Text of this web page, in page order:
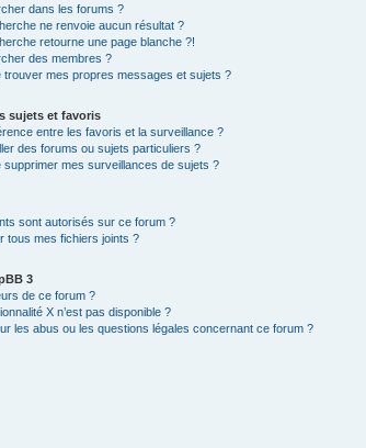
dans les forums ?
ne renvoie aucun résultat ?
retourne une page blanche ?!
des membres ?
trouver mes propres messages et sujets ?
sujets et favoris
entre les favoris et la surveillance ?
des forums ou sujets particuliers ?
supprimer mes surveillances de sujets ?
sont autorisés sur ce forum ?
tous mes fichiers joints ?
3
de ce forum ?
X n’est pas disponible ?
les abus ou les questions légales concernant ce forum ?